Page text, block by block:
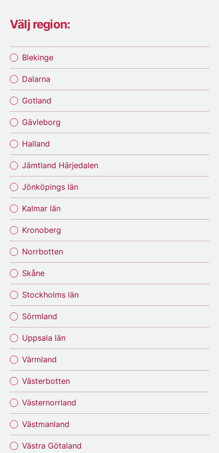
Välj region:
Blekinge
Dalarna
Gotland
Gävleborg
Halland
Jämtland Härjedalen
Jönköpings län
Kalmar län
Kronoberg
Norrbotten
Skåne
Stockholms län
Sörmland
Uppsala län
Värmland
Västerbotten
Västernorrland
Västmanland
Västra Götaland